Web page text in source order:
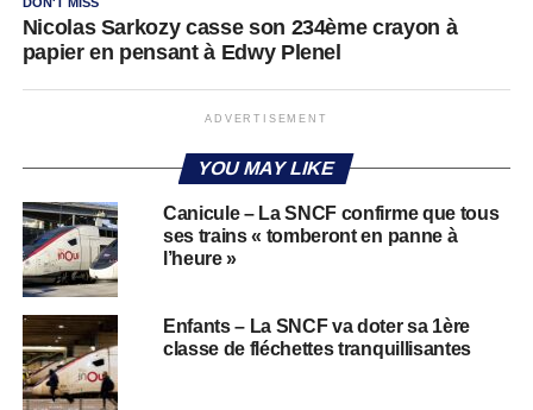
Nicolas Sarkozy casse son 234ème crayon à
papier en pensant à Edwy Plenel
ADVERTISEMENT
YOU MAY LIKE
Canicule – La SNCF confirme que tous
ses trains « tomberont en panne à
l’heure »
Enfants – La SNCF va doter sa 1ère
classe de fléchettes tranquillisantes